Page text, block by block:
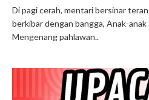
Di pagi cerah, mentari bersinar
berkibar dengan bangga, Anak-
Mengenang pahlawan..